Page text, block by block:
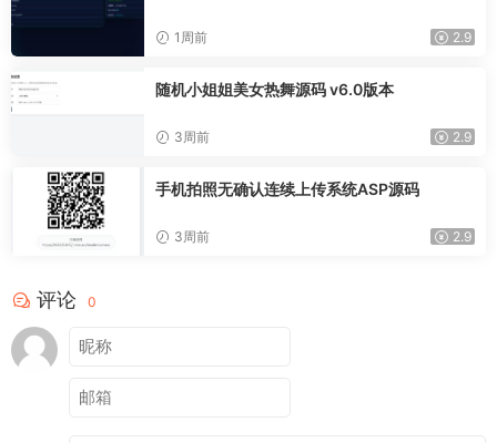
1周前 2.9
随机小姐姐美女热舞源码 v6.0版本
3周前 2.9
手机拍照无确认连续上传系统ASP源码
3周前 2.9
评论 0